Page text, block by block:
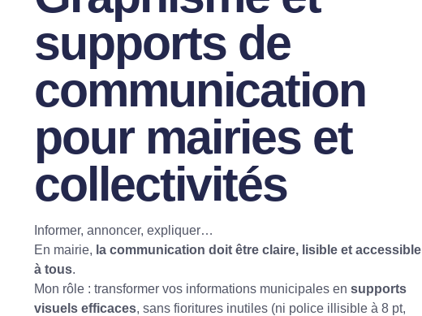
supports de
communication
pour mairies et
collectivités
Informer, annoncer, expliquer…
En mairie, la communication doit être claire, lisible et accessible
à tous.
Mon rôle : transformer vos informations municipales en supports
visuels efficaces, sans fioritures inutiles (ni police illisible à 8 pt,